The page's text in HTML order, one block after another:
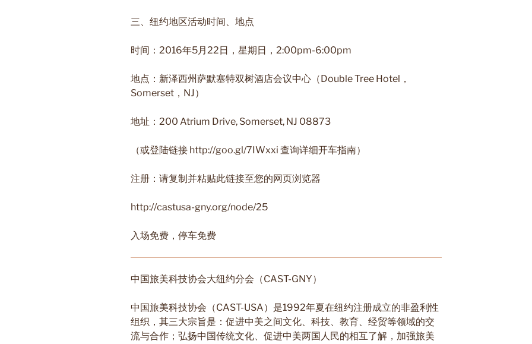
三、纽约地区活动时间、地点
时间：2016年5月22日，星期日，2:00pm-6:00pm
地点：新泽西州萨默塞特双树酒店会议中心（Double Tree Hotel，
Somerset，NJ）
地址：200 Atrium Drive, Somerset, NJ 08873
（或登陆链接 http://goo.gl/7IWxxi 查询详细开车指南）
注册：请复制并粘贴此链接至您的网页浏览器
http://castusa-gny.org/node/25
入场免费，停车免费
中国旅美科技协会大纽约分会（CAST-GNY）
中国旅美科技协会（CAST-USA）是1992年夏在纽约注册成立的非盈利性
组织，其三大宗旨是：促进中美之间文化、科技、教育、经贸等领域的交
流与合作；弘扬中国传统文化、促进中美两国人民的相互了解，加强旅美